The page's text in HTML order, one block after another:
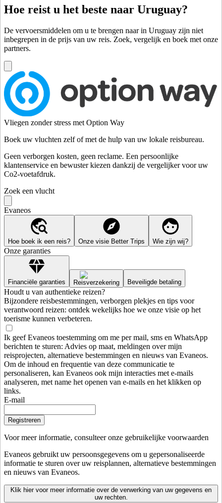
Hoe reist u het beste naar Uruguay?
De vervoersmiddelen om u te brengen naar in Uruguay zijn niet
inbegrepen in de prijs van uw reis. Zoek, vergelijk en boek met onze
partners.
Vliegen zonder stress met Option Way
Boek uw vluchten zelf of met de hulp van uw lokale reisbureau.
Geen verborgen kosten, geen reclame. Een persoonlijke
klantenservice en bewuster kiezen dankzij de vergelijker voor uw
Co2-voetafdruk.
Zoek een vlucht
Evaneos
Hoe boek ik een reis? Onze visie Better Trips Wie zijn wij?
Onze garanties
Financiële garanties Reisverzekering Beveiligde betaling
Houdt u van authentieke reizen?
Bijzondere reisbestemmingen, verborgen plekjes en tips voor
verantwoord reizen: ontdek wekelijks hoe we onze visie op het
toerisme kunnen verbeteren.
Ik geef Evaneos toestemming om me per mail, sms en WhatsApp
berichten te sturen: Advies op maat, meldingen over mijn
reisprojecten, alternatieve bestemmingen en nieuws van Evaneos.
Om de inhoud en frequentie van deze communicatie te
personaliseren, kan Evaneos ook mijn interacties met e-mails
analyseren, met name het openen van e-mails en het klikken op
links.
E-mail
Registreren
Voor meer informatie, consulteer onze gebruikelijke voorwaarden
Evaneos gebruikt uw persoonsgegevens om u gepersonaliseerde
informatie te sturen over uw reisplannen, alternatieve bestemmingen
en nieuws van Evaneos.
Klik hier voor meer informatie over de verwerking van uw gegevens en
uw rechten.